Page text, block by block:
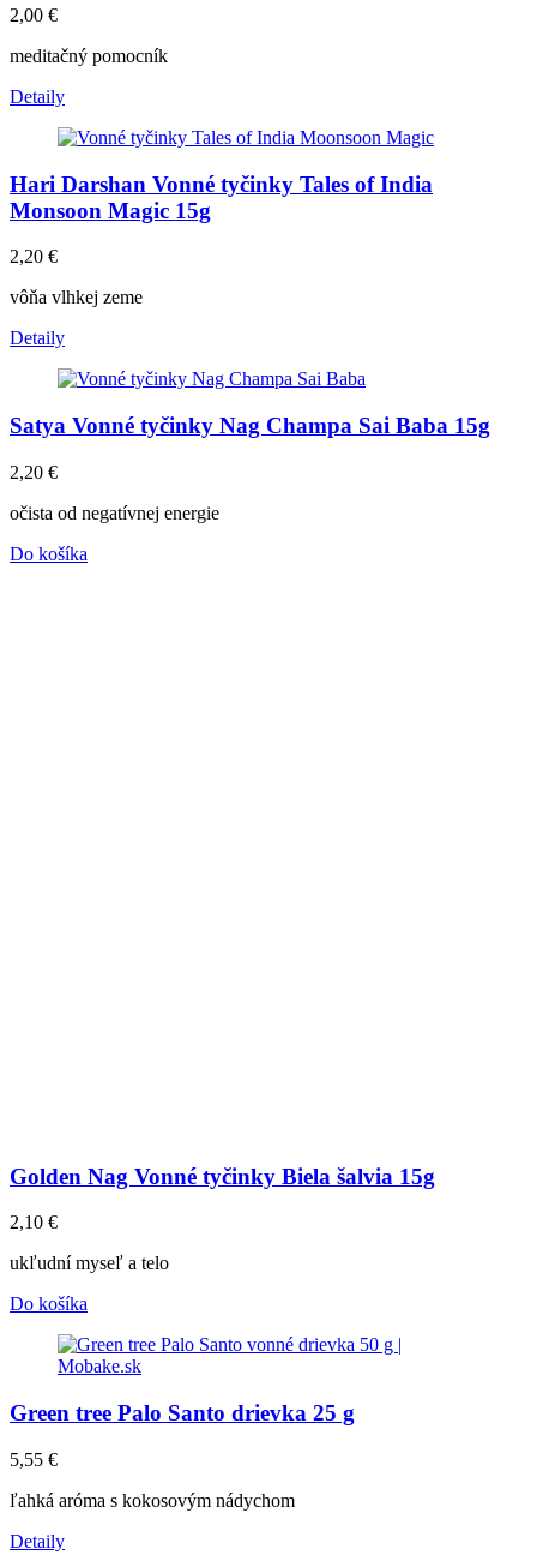
2,00 €
meditačný pomocník
Detaily
Hari Darshan Vonné tyčinky Tales of India
Monsoon Magic 15g
2,20 €
vôňa vlhkej zeme
Detaily
Satya Vonné tyčinky Nag Champa Sai Baba 15g
2,20 €
očista od negatívnej energie
Do košíka
Golden Nag Vonné tyčinky Biela šalvia 15g
2,10 €
ukľudní myseľ a telo
Do košíka
Green tree Palo Santo drievka 25 g
5,55 €
ľahká aróma s kokosovým nádychom
Detaily